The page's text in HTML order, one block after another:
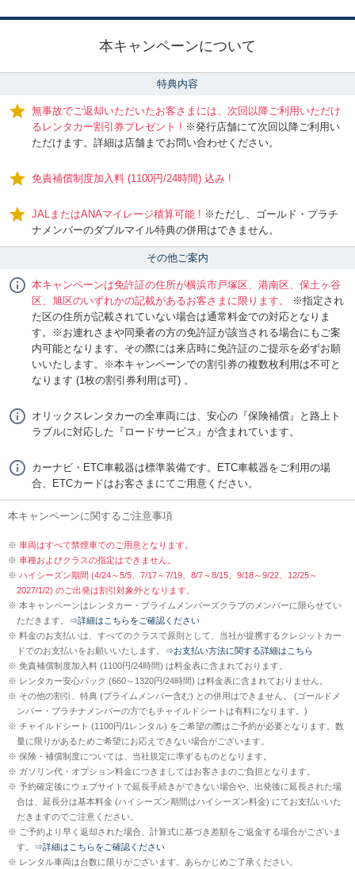
本キャンペーンについて
特典内容
無事故でご返却いただいたお客さまには、次回以降ご利用いただけ
るレンタカー割引券プレゼント ! ※発行店舗にて次回以降ご利用い
ただけます。詳細は店舗までお問い合わせください。
免責補償制度加入料 (1100円/24時間) 込み !
JALまたはANAマイレージ積算可能 ! ※ただし、ゴールド・プラチ
ナメンバーのダブルマイル特典の併用はできません。
その他ご案内
本キャンペーンは免許証の住所が横浜市戸塚区、港南区、保土ヶ谷
区、旭区のいずれかの記載があるお客さまに限ります。
※指定され
た区の住所が記載されていない場合は通常料金での対応となりま
す。※お連れさまや同乗者の方の免許証が該当される場合にもご案
内可能となります。その際には来店時に免許証のご提示を必ずお願
いいたします。※本キャンペーンでの割引券の複数枚利用は不可と
なります (1枚の割引券利用は可) 。
オリックスレンタカーの全車両には、安心の『保険補償』と路上ト
ラブルに対応した『ロードサービス』が含まれています。
カーナビ・ETC車載器は標準装備です。ETC車載器をご利用の場
合、ETCカードはお客さまにてご用意ください。
本キャンペーンに関するご注意事項
車両はすべて禁煙車でのご用意となります。
車種およびクラスの指定はできません。
ハイシーズン期間 (4/24～5/5、7/17～7/19、8/7～8/15、9/18～9/22、12/25～
2027/1/2) のご出発は割引対象外となります。
本キャンペーンはレンタカー・プライムメンバーズクラブのメンバーに限らせてい
ただきます。 ⇒詳細はこちらをご確認ください
料金のお支払いは、すべてのクラスで原則として、当社が提携するクレジットカー
ドでのお支払いをお願いいたします。 ⇒お支払い方法に関する詳細はこちら
免責補償制度加入料 (1100円/24時間) は料金表に含まれております。
レンタカー安心パック (660～1320円/24時間) は料金表に含まれておりません。
その他の割引、特典 (プライムメンバー含む) との併用はできません。 (ゴールドメ
ンバー・プラチナメンバーの方でもチャイルドシートは有料になります。)
チャイルドシート (1100円/1レンタル) をご希望の際はご予約が必要となります。数
量に限りがあるためご希望にお応えできない場合がございます。
保険・補償制度については、当社規定に準ずるものとなります。
ガソリン代・オプション料金につきましてはお客さまのご負担となります。
予約確定後にウェブサイトで延長手続きができない場合や、出発後に延長された場
合は、延長分は基本料金 (ハイシーズン期間はハイシーズン料金) にてお支払いいた
だきますのでご注意ください。
ご予約より早く返却された場合、計算式に基づき差額をご返金する場合がございま
す。 ⇒詳細はこちらをご確認ください
レンタル車両は台数に限りがございます。あらかじめご了承ください。